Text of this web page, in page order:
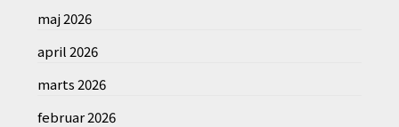
maj 2026
april 2026
marts 2026
februar 2026